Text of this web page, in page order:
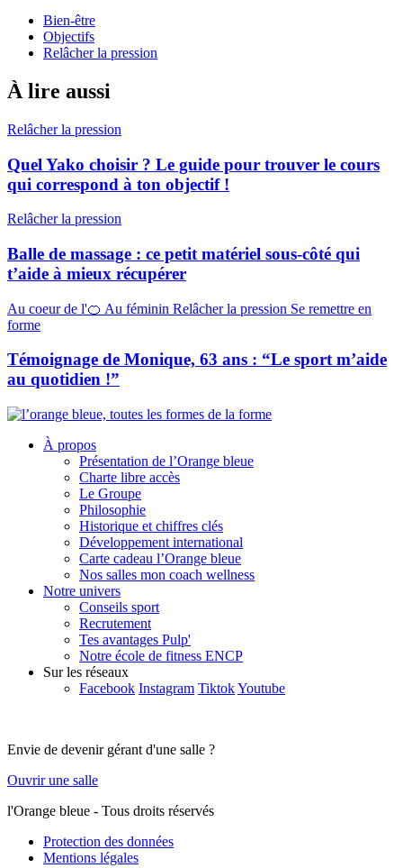
Bien-être
Objectifs
Relâcher la pression
À lire aussi
Relâcher la pression
Quel Yako choisir ? Le guide pour trouver le cours
qui correspond à ton objectif !
Relâcher la pression
Balle de massage : ce petit matériel sous-côté qui
t’aide à mieux récupérer
Au coeur de l'🍊 Au féminin Relâcher la pression Se remettre en
forme
Témoignage de Monique, 63 ans : “Le sport m’aide
au quotidien !”
À propos
Présentation de l’Orange bleue
Charte libre accès
Le Groupe
Philosophie
Historique et chiffres clés
Développement international
Carte cadeau l’Orange bleue
Nos salles mon coach wellness
Notre univers
Conseils sport
Recrutement
Tes avantages Pulp'
Notre école de fitness ENCP
Sur les réseaux
Facebook Instagram TiktokYoutube
Envie de devenir gérant d'une salle ?
Ouvrir une salle
l'Orange bleue - Tous droits réservés
Protection des données
Mentions légales